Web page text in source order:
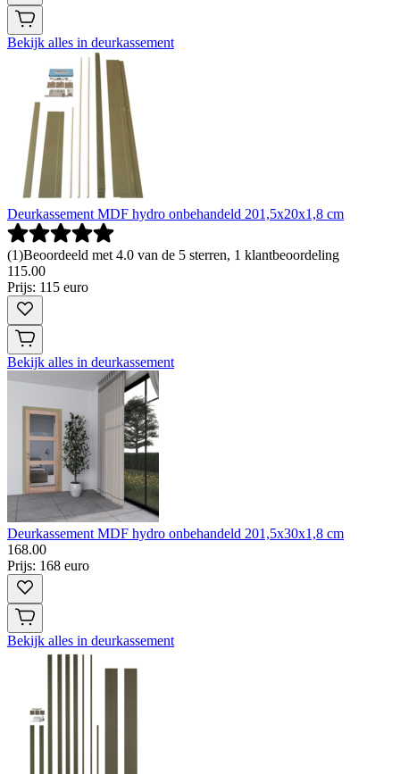
Bekijk alles in deurkassement
Deurkassement MDF hydro onbehandeld 201,5x20x1,8 cm
(1)Beoordeeld met 4.0 van de 5 sterren, 1 klantbeoordeling
115.00
Prijs: 115 euro
Bekijk alles in deurkassement
Deurkassement MDF hydro onbehandeld 201,5x30x1,8 cm
168.00
Prijs: 168 euro
Bekijk alles in deurkassement